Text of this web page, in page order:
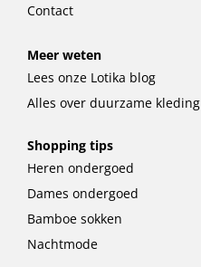
Contact
Meer weten
Lees onze Lotika blog
Alles over duurzame kleding
Shopping tips
Heren ondergoed
Dames ondergoed
Bamboe sokken
Nachtmode